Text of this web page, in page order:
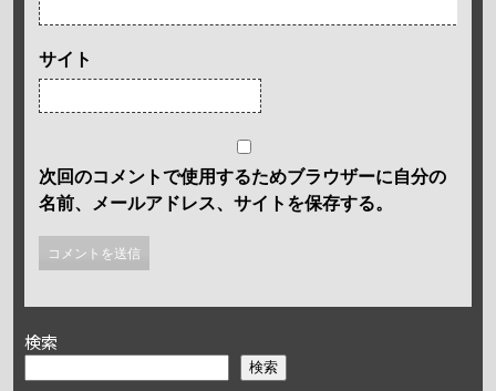
サイト
次回のコメントで使用するためブラウザーに自分の
名前、メールアドレス、サイトを保存する。
検索
検索